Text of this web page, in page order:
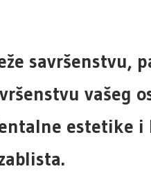
savršenstvu,
vašeg
estetike i